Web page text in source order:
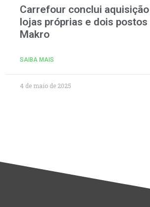
Carrefour conclui
lojas próprias e dois postos
Makro
SAIBA MAIS
4 de maio de 2025